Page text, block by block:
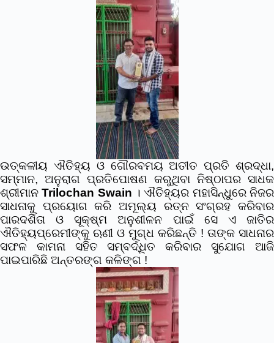
ଉତ୍କଳୀୟ ଐତିହ୍ୟ ଓ ଗୌରବମୟ ଅତୀତ ପ୍ରତି ଶ୍ରଦ୍ଧା,
ସମ୍ମାନ, ଅନୁରାଗ ପ୍ରତିପୋଷଣ କରୁଥିବା ନିଷ୍ଠାପର ସାଧକ
ଶ୍ରୀମାନTrilochan Swain ।ଐତିହ୍ୟର ମହାସିନ୍ଧୁରେ ନିଜର
ସାଧନାକୁ ପ୍ରୟୋଗ କରି ଅମୂଲ୍ୟ ରତ୍ନ ସଂଗ୍ରହ କରିବାର
ପାରଦର୍ଶିତା ଓ ସୂକ୍ଷ୍ମ ଅନୁଶୀଳନ ପାଇଁ ସେ ଏ ଜାତିର
ଐତିହ୍ୟପ୍ରେମୀଙ୍କୁ ଋଣୀ ଓ ମୁଗ୍ଧ କରିଛନ୍ତି ! ତାଙ୍କ ସାଧନାର
ସଫଳ କାମନା ସହିତ ସମ୍ବର୍ଦ୍ଧିତ କରିବାର ସୁଯୋଗ ଆଜି
ପାଇପାରିଛି ଅନ୍ତରଙ୍ଗ କଳିଙ୍ଗ !